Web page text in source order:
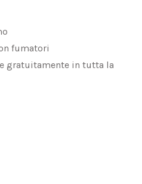
fumatori
gratuitamente in tutta la